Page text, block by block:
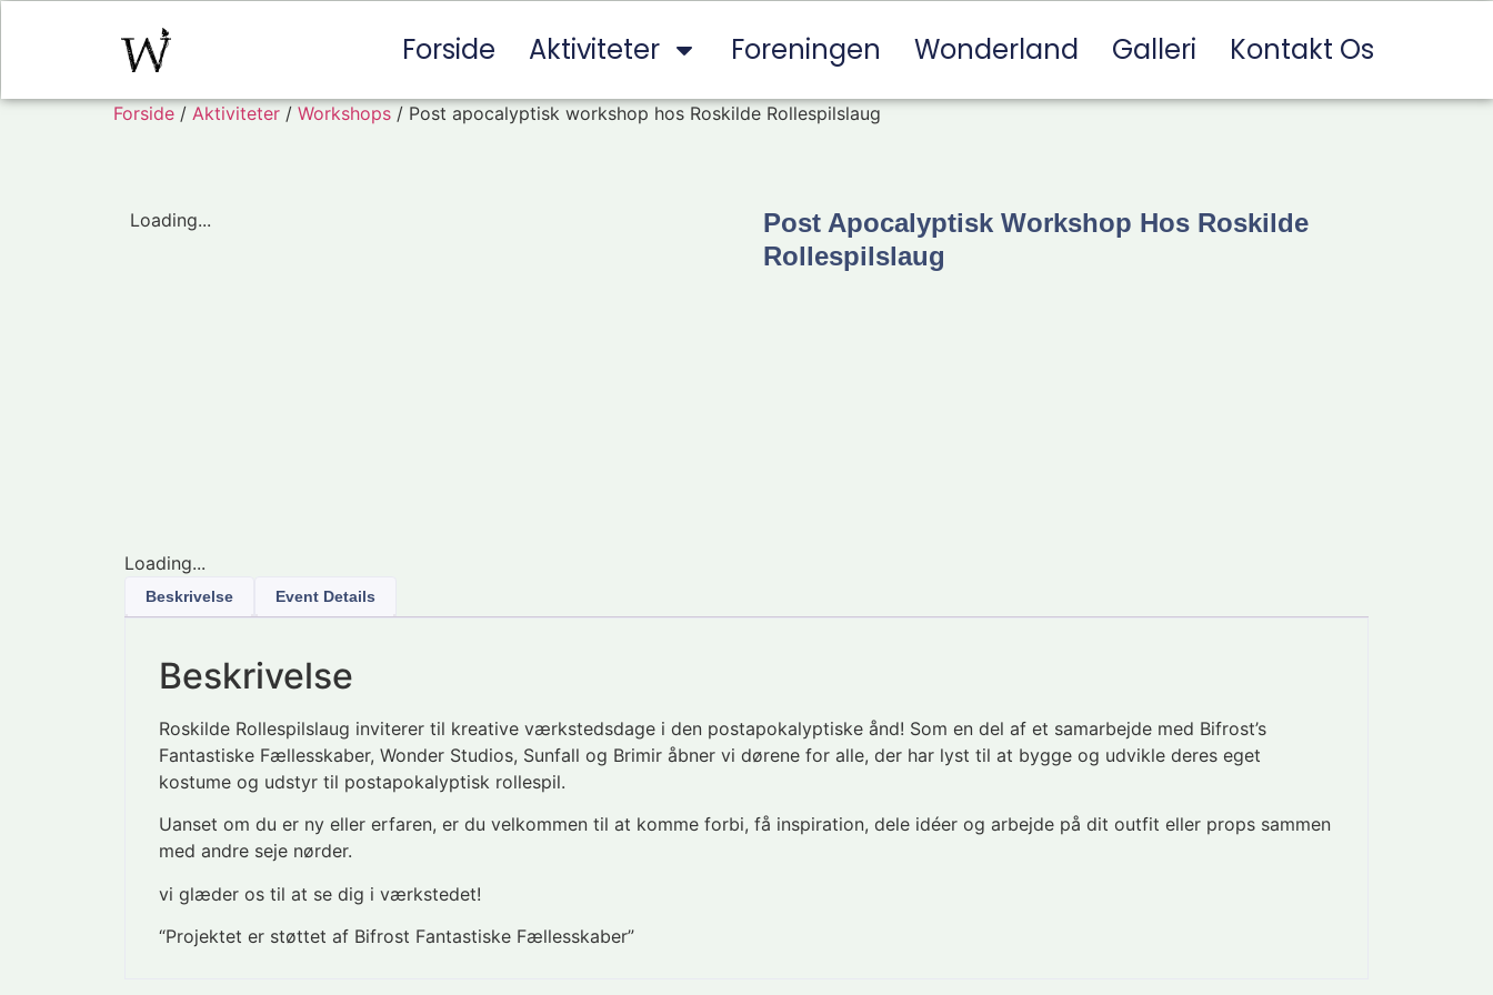
Forside Aktiviteter Foreningen Wonderland Galleri Kontakt Os
Forside / Aktiviteter / Workshops / Post apocalyptisk workshop hos Roskilde Rollespilslaug
Loading...
Post Apocalyptisk Workshop Hos Roskilde
Rollespilslaug
Loading...
Beskrivelse Event Details
Beskrivelse
Roskilde Rollespilslaug inviterer til kreative værkstedsdage i den postapokalyptiske ånd! Som en del af et samarbejde med Bifrost’s
Fantastiske Fællesskaber, Wonder Studios, Sunfall og Brimir åbner vi dørene for alle, der har lyst til at bygge og udvikle deres eget
kostume og udstyr til postapokalyptisk rollespil.
Uanset om du er ny eller erfaren, er du velkommen til at komme forbi, få inspiration, dele idéer og arbejde på dit outfit eller props sammen
med andre seje nørder.
vi glæder os til at se dig i værkstedet!
“Projektet er støttet af Bifrost Fantastiske Fællesskaber”